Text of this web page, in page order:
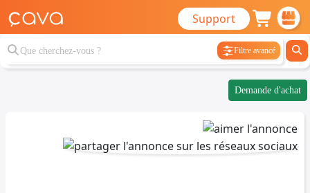
Support
Filtre avancé
Demande d'achat